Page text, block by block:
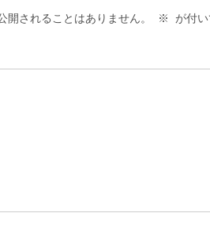
開されることはありません。 ※ が付